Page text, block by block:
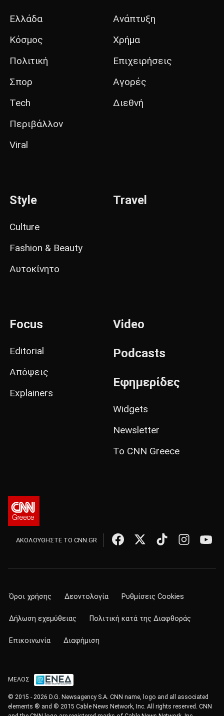
Ελλάδα
Κόσμος
Πολιτική
Σπορ
Tech
Περιβάλλον
Viral
Ανάπτυξη
Χρήμα
Επιχειρήσεις
Αγορές
Διεθνή
Style
Culture
Fashion & Beauty
Αυτοκίνητο
Travel
Focus
Editorial
Απόψεις
Explainers
Video
Podcasts
Εφημερίδες
Widgets
Newsletter
Το CNN Greece
ΑΚΟΛΟΥΘΗΣΤΕ ΤΟ CNN.GR
Όροι χρήσης Δεοντολογία Ρυθμίσεις Cookies
Δήλωση εχεμύθειας Πολιτική κατά της Διαφθοράς
Επικοινωνία Διαφήμιση
ΜΕΛΟΣ
© 2015 - 2026 D.G. Newsagency S.A. CNN name, logo and all associated
elements ® and © 2015 Cable News Network, Inc. All rights reserved. CNN